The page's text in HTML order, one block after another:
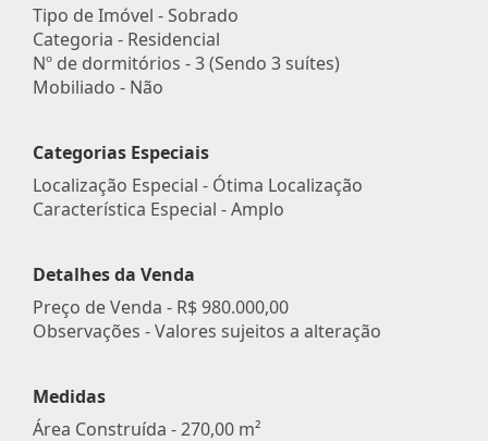
Tipo de Imóvel - Sobrado
Categoria - Residencial
Nº de dormitórios - 3 (Sendo 3 suítes)
Mobiliado - Não
Categorias Especiais
Localização Especial - Ótima Localização
Característica Especial - Amplo
Detalhes da Venda
Preço de Venda - R$ 980.000,00
Observações - Valores sujeitos a alteração
Medidas
Área Construída - 270,00 m²